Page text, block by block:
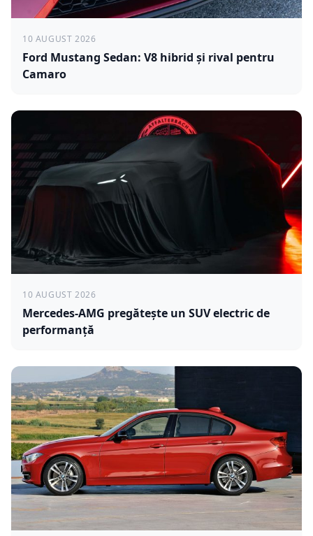
10 AUGUST 2026
Ford Mustang Sedan: V8 hibrid și rival pentru
Camaro
10 AUGUST 2026
Mercedes-AMG pregătește un SUV electric de
performanță